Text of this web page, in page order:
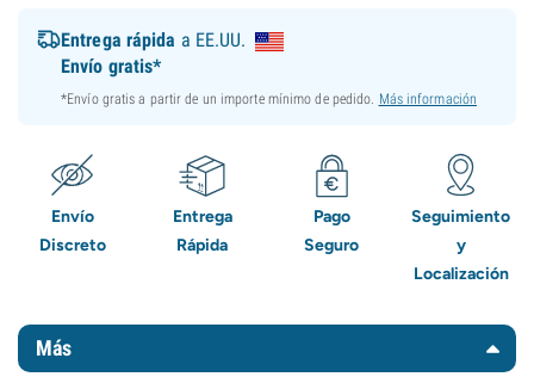
Entrega rápida a EE.UU.
Envío gratis*
*Envío gratis a partir de un importe mínimo de pedido. Más información
Envío
Discreto
Entrega
Rápida
Pago
Seguro
Seguimiento
y
Localización
Más